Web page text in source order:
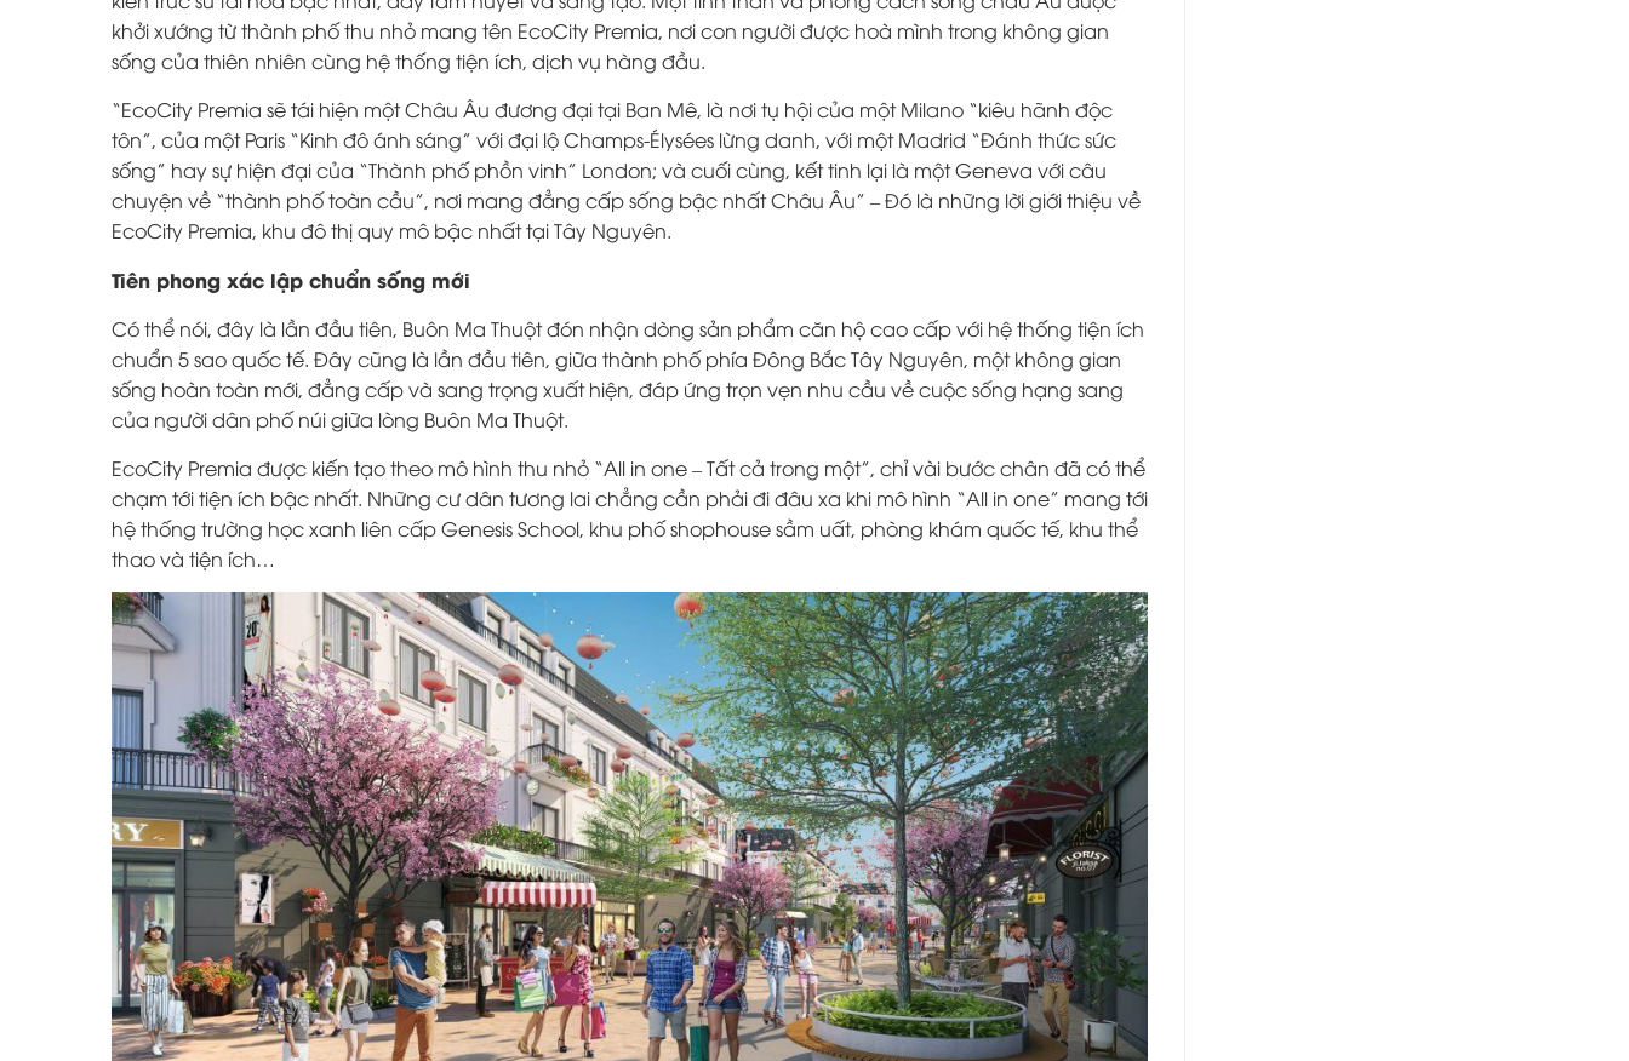
khởi xướng từ thành phố thu nhỏ mang tên EcoCity Premia, nơi con người được hoà mình trong không gian
sống của thiên nhiên cùng hệ thống tiện ích, dịch vụ hàng đầu.
“EcoCity Premia sẽ tái hiện một Châu Âu đương đại tại Ban Mê, là nơi tụ hội của một Milano “kiêu hãnh độc
tôn”, của một Paris “Kinh đô ánh sáng” với đại lộ Champs-Élysées lừng danh, với một Madrid “Đánh thức sức
sống” hay sự hiện đại của “Thành phố phồn vinh” London; và cuối cùng, kết tinh lại là một Geneva với câu
chuyện về “thành phố toàn cầu”, nơi mang đẳng cấp sống bậc nhất Châu Âu” – Đó là những lời giới thiệu về
EcoCity Premia, khu đô thị quy mô bậc nhất tại Tây Nguyên.
Tiên phong xác lập chuẩn sống mới
Có thể nói, đây là lần đầu tiên, Buôn Ma Thuột đón nhận dòng sản phẩm căn hộ cao cấp với hệ thống tiện ích
chuẩn 5 sao quốc tế. Đây cũng là lần đầu tiên, giữa thành phố phía Đông Bắc Tây Nguyên, một không gian
sống hoàn toàn mới, đẳng cấp và sang trọng xuất hiện, đáp ứng trọn vẹn nhu cầu về cuộc sống hạng sang
của người dân phố núi giữa lòng Buôn Ma Thuột.
EcoCity Premia được kiến tạo theo mô hình thu nhỏ “All in one – Tất cả trong một”, chỉ vài bước chân đã có thể
chạm tới tiện ích bậc nhất. Những cư dân tương lai chẳng cần phải đi đâu xa khi mô hình “All in one” mang tới
hệ thống trường học xanh liên cấp Genesis School, khu phố shophouse sầm uất, phòng khám quốc tế, khu thể
thao và tiện ích…